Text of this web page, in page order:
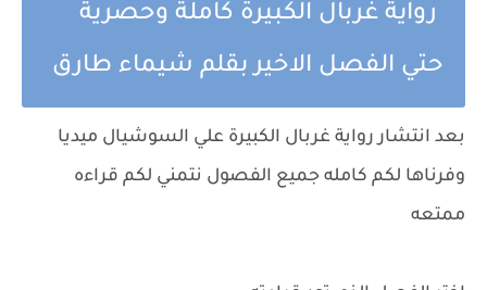
رواية غربال الكبيرة كاملة وحصرية
حتي الفصل الاخير بقلم شيماء طارق
بعد انتشار رواية غربال الكبيرة علي السوشيال ميديا
وفرناها لكم كامله جميع الفصول نتمني لكم قراءه
ممتعه